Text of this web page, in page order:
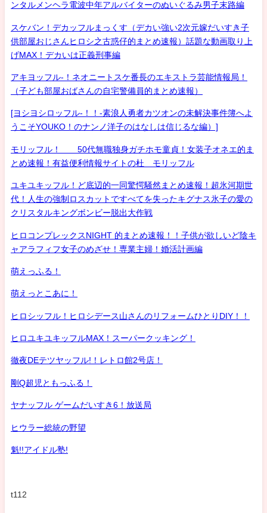
ンタルメンヘラ電波中年アルバイターのぬいぐるみ男子末路編
スケバン！デカッフルまっくす（デカい強い2次元嫁だいすき子
供部屋おじさんヒロシ之古惑仔的まとめ速報）話題な動画取り上
げMAX！デカいは正義刑事編
アキヨッフル-！ネオニートスケ番長のエキストラ芸能情報局！
（子ども部屋おばさんの自宅警備員的まとめ速報）
[ヨシヨシロッフル-！！-素浪人勇者カツオンの未解決事件簿へよ
うこそYOUKO！のナンノ洋子のはなしは信じるな編）]
モリッフル！ 50代無職独身ガチホモ童貞！女装子オネエ的ま
とめ速報！有益便利情報サイトの杜 モリッフル
ユキユキッフル！ど底辺的一同驚愕騒然まとめ速報！超氷河期世
代！人生の強制ロスカットですべてを失ったキグナス氷子の愛の
クリスタルキングボンビー脱出大作戦
ヒロコンプレックスNIGHT 的まとめ速報！！子供が欲しいど陰キ
ャアラフィフ女子のめざせ！専業主婦！婚活計画編
萌えっふる！
萌えっとこあに！
ヒロシッフル！ヒロシデース山さんのリフォームひとりDIY！！
ヒロユキユキッフルMAX！スーパークッキング！
徹夜DEテツヤッフル!！レトロ館2号店！
剛Q超児ともっふる！
ヤナッフル ゲームだいすき6！放送局
ヒウラー総統の野望
魁!!アイドル塾!
t112